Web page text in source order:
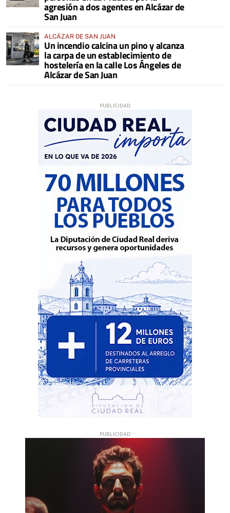
agresión a dos agentes en Alcázar de
San Juan
ALCÁZAR DE SAN JUAN
Un incendio calcina un pino y alcanza
la carpa de un establecimiento de
hostelería en la calle Los Ángeles de
Alcázar de San Juan